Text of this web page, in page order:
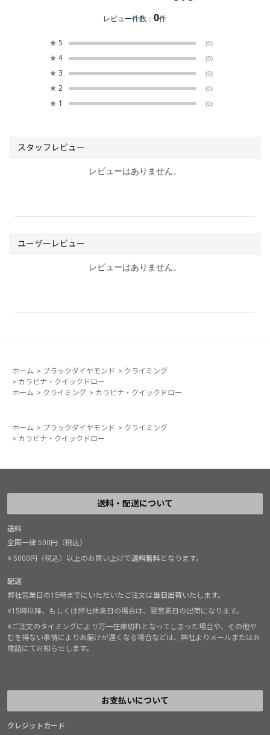
レビュー件数：0件
★ 5 (0)
★ 4 (0)
★ 3 (0)
★ 2 (0)
★ 1 (0)
レビューはありません。
レビューはありません。
ホーム > ブラックダイヤモンド > クライミング
> カラビナ・クイックドロー
ホーム > クライミング > カラビナ・クイックドロー
ホーム > ブラックダイヤモンド > クライミング
> カラビナ・クイックドロー
送料・配送について
送料
全国一律 500円（税込）
※ 5000円（税込）以上のお買い上げで送料無料となります。
配送
弊社営業日の15時までにいただいたご注文は当日出荷いたします。
※15時以降、もしくは弊社休業日の場合は、翌営業日の出荷になります。
※ご注文のタイミングにより万一在庫切れとなってしまった場合や、その他や
むを得ない事情によりお届けが遅くなる場合などは、弊社よりメールまたはお
電話にてお知らせします。
お支払いについて
クレジットカード